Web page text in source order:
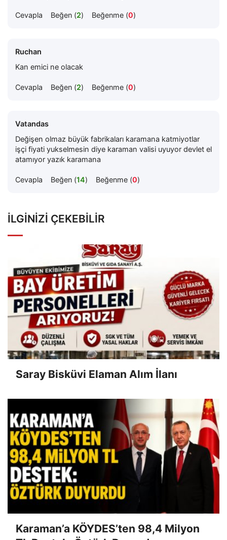
Cevapla Beğen (2) Beğenme (0)
Ruchan
Kan emici ne olacak
Cevapla Beğen (2) Beğenme (0)
Vatandas
Değişen olmaz büyük fabrikaları karamana katmiyotlar
işçi fiyati yukselmesin diye karaman valisi uyuyor devlet el
atamıyor yazık karamana
Cevapla Beğen (14) Beğenme (0)
İLGINIZI ÇEKEBILIR
Saray Bisküvi Elaman Alım İlanı
Karaman’a KÖYDES’ten 98,4 Milyon